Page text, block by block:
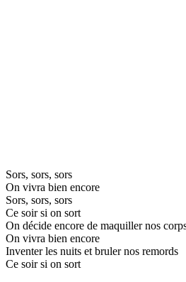
Sors, sors, sors
On vivra bien encore
Sors, sors, sors
Ce soir si on sort
On décide encore de maquiller nos
On vivra bien encore
Inventer les nuits et bruler nos remords
Ce soir si on sort